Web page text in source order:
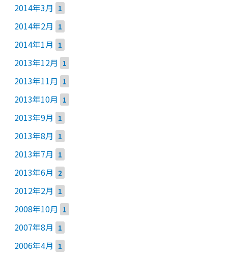
2014年3月 1
2014年2月 1
2014年1月 1
2013年12月 1
2013年11月 1
2013年10月 1
2013年9月 1
2013年8月 1
2013年7月 1
2013年6月 2
2012年2月 1
2008年10月 1
2007年8月 1
2006年4月 1